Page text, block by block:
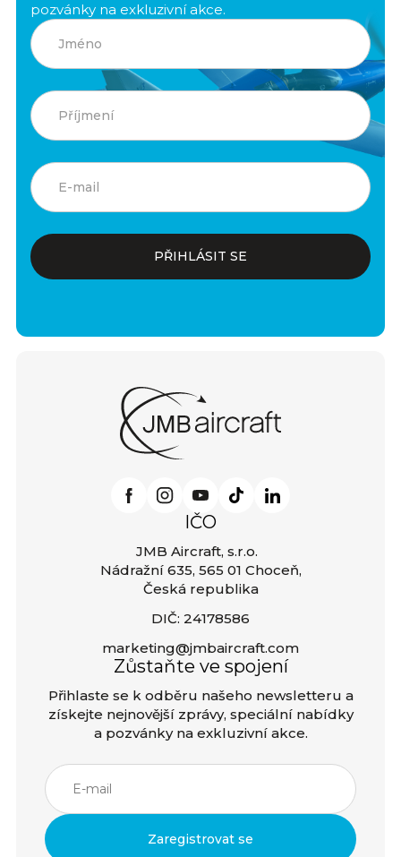
pozvánky na exkluzivní akce.
IČO
JMB Aircraft, s.r.o.
Nádražní 635, 565 01 Choceň,
Česká republika
DIČ: 24178586
marketing@jmbaircraft.com
Zůstaňte ve spojení
Přihlaste se k odběru našeho newsletteru a
získejte nejnovější zprávy, speciální nabídky
a pozvánky na exkluzivní akce.